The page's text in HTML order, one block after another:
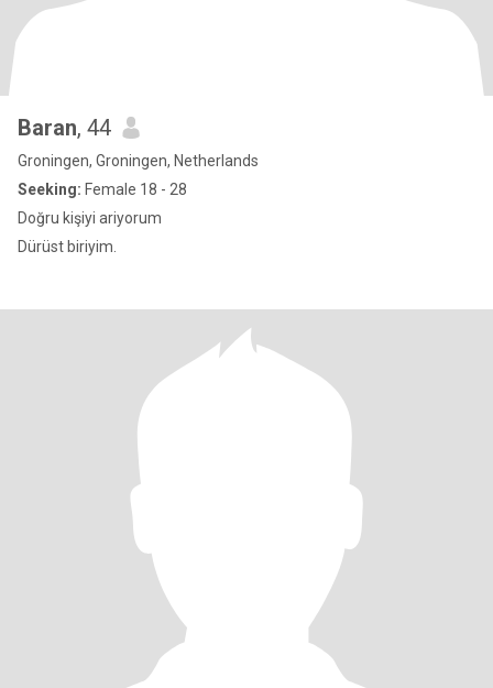
Baran, 44
Groningen, Groningen, Netherlands
Seeking: Female 18 - 28
Doğru kişiyi ariyorum
Dürüst biriyim.